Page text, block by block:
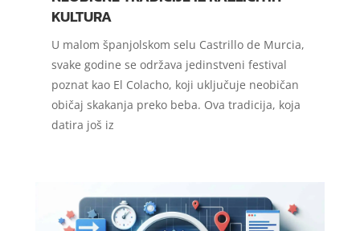
KULTURA
U malom španjolskom selu Castrillo de Murcia,
svake godine se održava jedinstveni festival
poznat kao El Colacho, koji uključuje neobičan
običaj skakanja preko beba. Ova tradicija, koja
datira još iz